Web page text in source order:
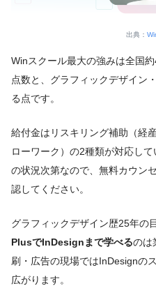
出典：
Winスクール最大の強みは全国
点数と、グラフィックデザイン
る点です。
給付金はリスキリング補助（経
ローワーク）の2種類が対応し
の状況次第なので、無料カウン
認してください。
グラフィックデザイン歴25年の
PlusでInDesignまで学べるのは
刷・広告の現場ではInDesignの
広がります。